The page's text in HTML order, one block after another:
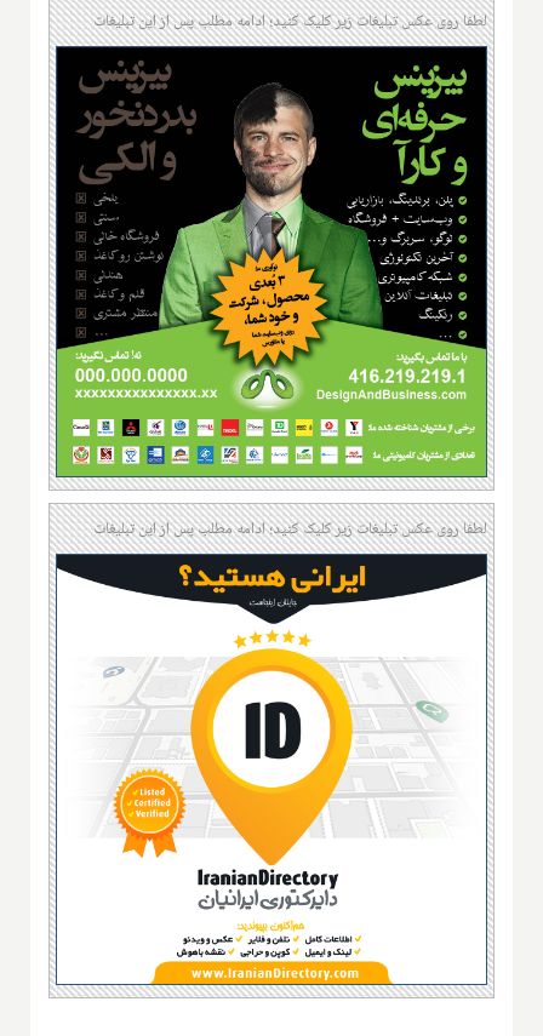
لطفا روی عکس تبلیغات زیر کلیک کنید؛ ادامه مطلب پس از این تبلیغات
لطفا روی عکس تبلیغات زیر کلیک کنید؛ ادامه مطلب پس از این تبلیغات